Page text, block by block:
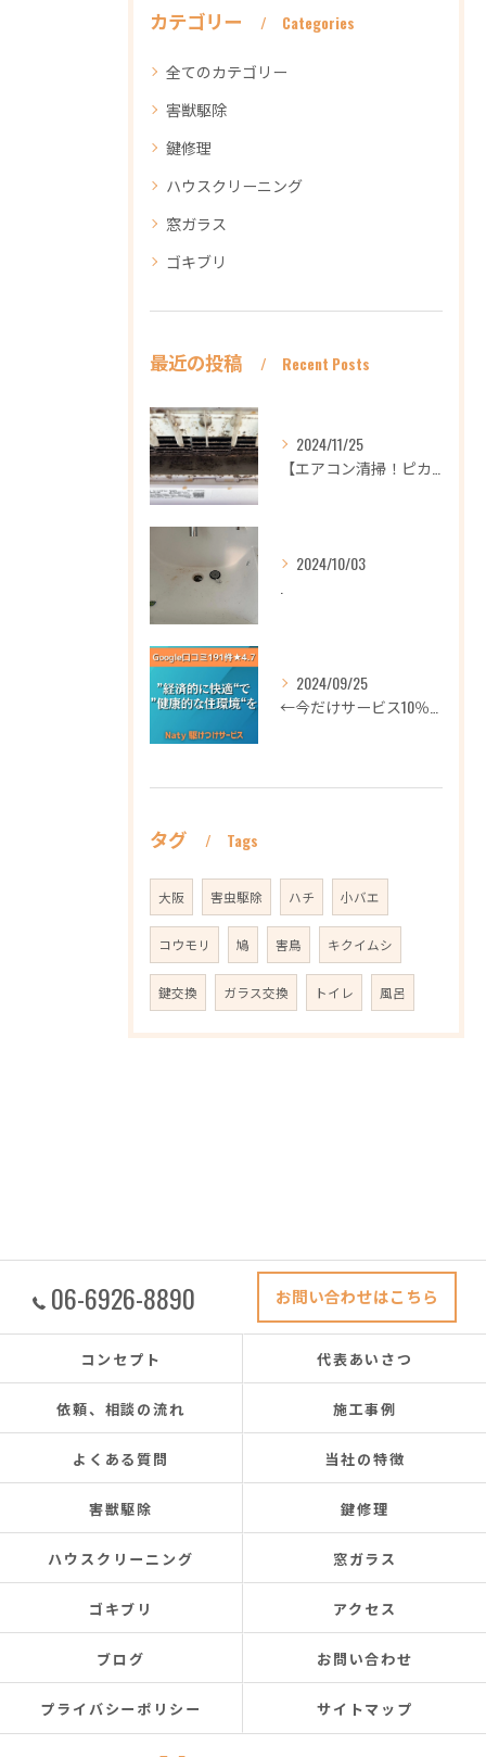
カテゴリー Categories
全てのカテゴリー
害獣駆除
鍵修理
ハウスクリーニング
窓ガラス
ゴキブリ
最近の投稿 Recent Posts
2024/11/25
2024/10/03
2024/09/25
タグ Tags
大阪 害虫駆除 ハチ 小バエ
コウモリ 鳩 害鳥 キクイムシ
鍵交換 ガラス交換 トイレ 風呂
06-6926-8890 お問い合わせはこちら
コンセプト 代表あいさつ
依頼、相談の流れ 施工事例
よくある質問 当社の特徴
害獣駆除 鍵修理
ハウスクリーニング 窓ガラス
ゴキブリ アクセス
ブログ お問い合わせ
プライバシーポリシー サイトマップ